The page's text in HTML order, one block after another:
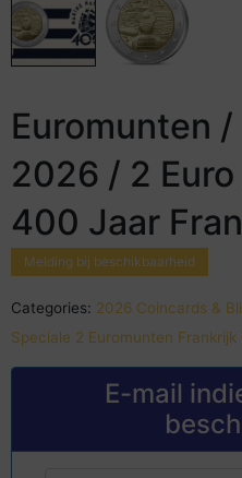
Euromunten
2026 / 2
400 Jaar
Melding bij beschikbaarheid
Categories: 2026 Coincards &
Speciale 2 Euromunten Frankrijk
E-mail